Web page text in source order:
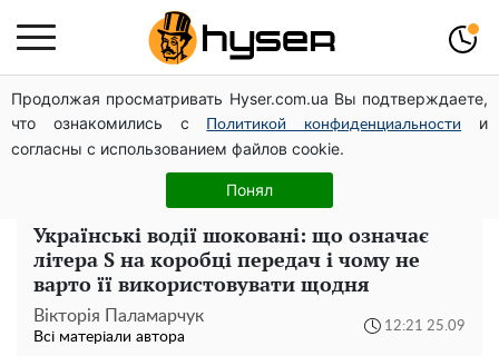
Продолжая просматривать Hyser.com.ua Вы подтверждаете,
что ознакомились с
Политикой конфиденциальности
и
согласны с использованием файлов cookie.
Понял
Гола Олена Тополя у цікавих позах змусила відвисати
щелепи: злив відео – було лише початком
Олена Тополя злив відео – це далеко не все: фронтмен
"Антитіла" Тарас Тополя став наступним
Українські водії шоковані: що означає
літера S на коробці передач і чому не
варто її використовувати щодня
Вікторія Паламарчук
Всі матеріали автора
12:21 25.09